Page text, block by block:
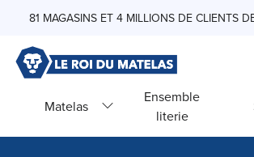
81 MAGASINS ET 4 MILLIONS DE CLIENTS
Matelas
Ensemble
literie